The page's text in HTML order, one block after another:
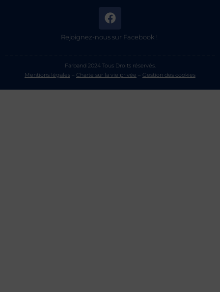
Rejoignez-nous sur Facebook !
Farband 2024 Tous Droits réservés.
Mentions légales
Charte sur la vie privée Gestion des cookies